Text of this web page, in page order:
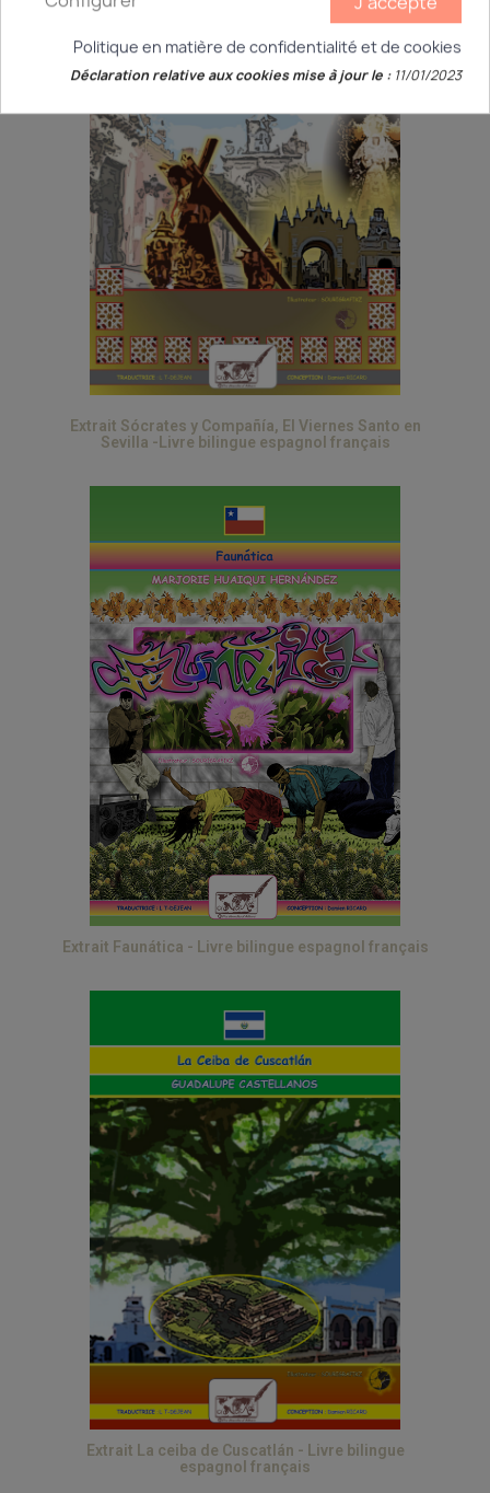
Extrait Sócrates y Compañía, El Viernes Santo en
Sevilla -Livre bilingue espagnol français
Extrait Faunática - Livre bilingue espagnol français
Extrait La ceiba de Cuscatlán - Livre bilingue
espagnol français
Politique en matière de confidentialité et de cookies
Déclaration relative aux cookies mise à jour le :11/01/2023